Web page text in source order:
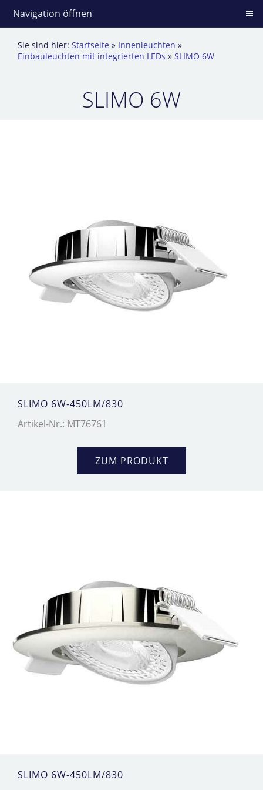
Navigation öffnen
Sie sind hier: Startseite » Innenleuchten »
Einbauleuchten mit integrierten LEDs » SLIMO 6W
SLIMO 6W
SLIMO 6W-450LM/830
Artikel-Nr.: MT76761
ZUM PRODUKT
SLIMO 6W-450LM/830